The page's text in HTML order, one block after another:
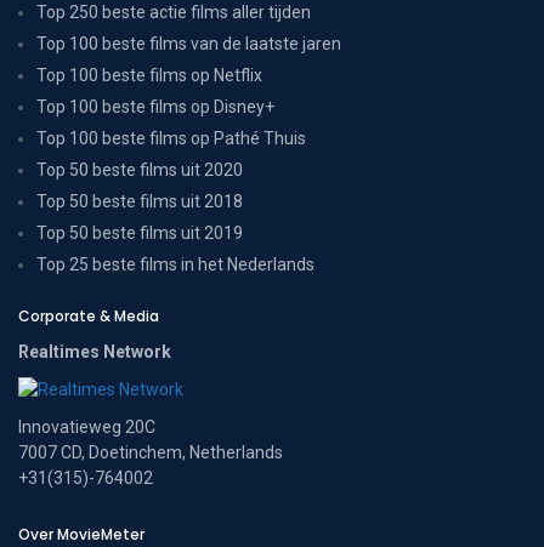
Top 250 beste actie films aller tijden
Top 100 beste films van de laatste jaren
Top 100 beste films op Netflix
Top 100 beste films op Disney+
Top 100 beste films op Pathé Thuis
Top 50 beste films uit 2020
Top 50 beste films uit 2018
Top 50 beste films uit 2019
Top 25 beste films in het Nederlands
Corporate & Media
Realtimes Network
Innovatieweg 20C
7007 CD, Doetinchem, Netherlands
+31(315)-764002
Over MovieMeter